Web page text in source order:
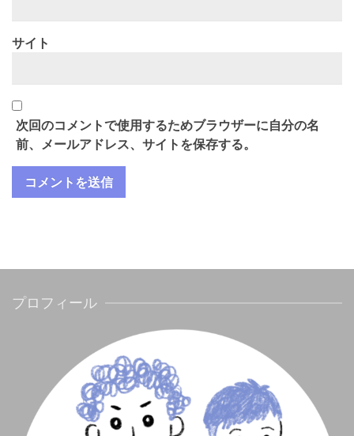
サイト
次回のコメントで使用するためブラウザーに自分の名
前、メールアドレス、サイトを保存する。
プロフィール